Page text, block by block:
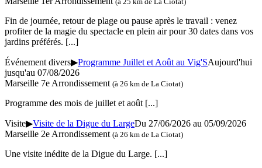
Fin de journée, retour de plage ou pause après le travail : venez
profiter de la magie du spectacle en plein air pour 30 dates dans vos
jardins préférés. [...]
Événement divers▶Programme Juillet et Août au Vig'SAujourd'hui
jusqu'au 07/08/2026
Marseille 7e Arrondissement (à 26 km de La Ciotat)
Programme des mois de juillet et août [...]
Visite▶Visite de la Digue du LargeDu 27/06/2026 au 05/09/2026
Marseille 2e Arrondissement (à 26 km de La Ciotat)
Une visite inédite de la Digue du Large. [...]